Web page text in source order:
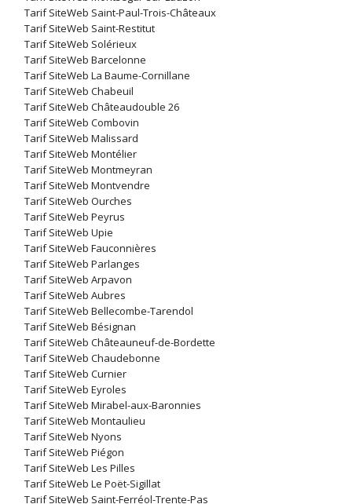
Tarif SiteWeb Saint-Paul-Trois-Châteaux
Tarif SiteWeb Saint-Restitut
Tarif SiteWeb Solérieux
Tarif SiteWeb Barcelonne
Tarif SiteWeb La Baume-Cornillane
Tarif SiteWeb Chabeuil
Tarif SiteWeb Châteaudouble 26
Tarif SiteWeb Combovin
Tarif SiteWeb Malissard
Tarif SiteWeb Montélier
Tarif SiteWeb Montmeyran
Tarif SiteWeb Montvendre
Tarif SiteWeb Ourches
Tarif SiteWeb Peyrus
Tarif SiteWeb Upie
Tarif SiteWeb Fauconnières
Tarif SiteWeb Parlanges
Tarif SiteWeb Arpavon
Tarif SiteWeb Aubres
Tarif SiteWeb Bellecombe-Tarendol
Tarif SiteWeb Bésignan
Tarif SiteWeb Châteauneuf-de-Bordette
Tarif SiteWeb Chaudebonne
Tarif SiteWeb Curnier
Tarif SiteWeb Eyroles
Tarif SiteWeb Mirabel-aux-Baronnies
Tarif SiteWeb Montaulieu
Tarif SiteWeb Nyons
Tarif SiteWeb Piégon
Tarif SiteWeb Les Pilles
Tarif SiteWeb Le Poët-Sigillat
Tarif SiteWeb Saint-Ferréol-Trente-Pas